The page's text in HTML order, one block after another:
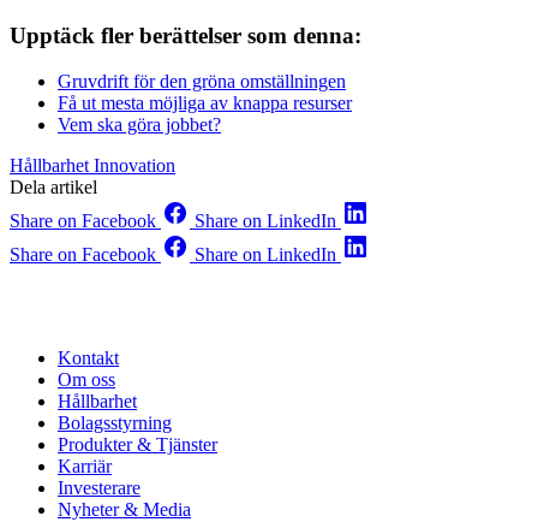
Upptäck fler berättelser som denna:
Gruvdrift för den gröna omställningen
Få ut mesta möjliga av knappa resurser
Vem ska göra jobbet?
HållbarhetInnovation
Dela artikel
Share on Facebook
Share on LinkedIn
Share on Facebook
Share on LinkedIn
Kontakt
Om oss
Hållbarhet
Bolagsstyrning
Produkter & Tjänster
Karriär
Investerare
Nyheter & Media